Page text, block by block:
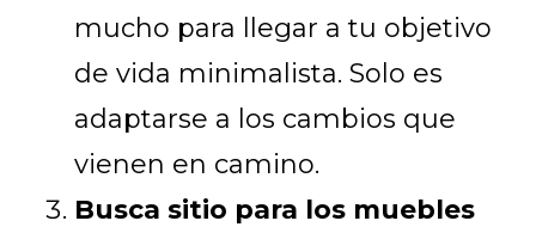
mucho para llegar a tu objetivo
de vida minimalista. Solo es
adaptarse a los cambios que
vienen en camino.
Busca sitio para los muebles